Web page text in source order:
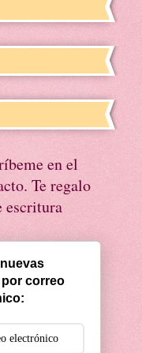
en el
Te regalo
escritura
correo